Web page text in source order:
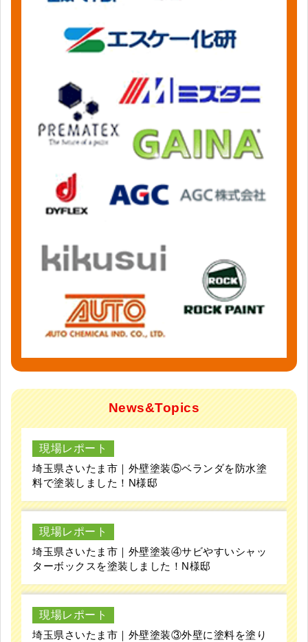
News&Topics
現場レポート
埼玉県さいたま市｜外壁塗装⑤ベランダを防水塗
料で塗装しました！N様邸
現場レポート
埼玉県さいたま市｜外壁塗装④サビやすいシャッ
ターボックスを塗装しました！N様邸
現場レポート
埼玉県さいたま市｜外壁塗装③外壁に塗料を塗り